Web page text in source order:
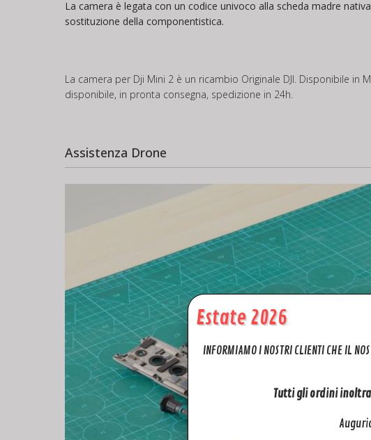
La camera è legata con un codice univoco alla scheda madre
sostituzione della componentistica.
La camera per Dji Mini 2 è un ricambio Originale DJI. Disponibile in
disponibile, in pronta consegna, spedizione in 24h.
Assistenza Drone
Estate 2026
INFORMIAMO I NOSTRI CLIENTI CHE IL
Tutti gli ordini